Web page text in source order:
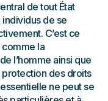
de tout État
de se
C’est ce
comme la
l’homme ainsi que
des droits
ne peut se